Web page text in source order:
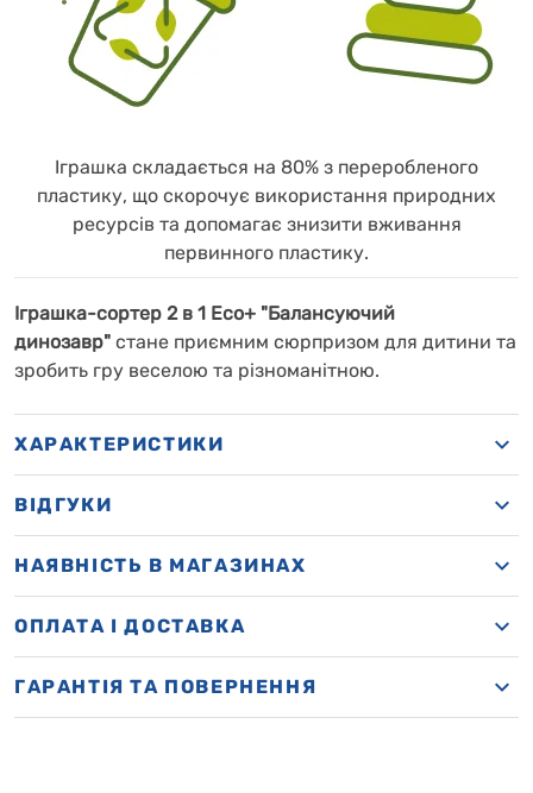
Іграшка складається на 80% з переробленого
пластику, що скорочує використання природних
ресурсів та допомагає знизити вживання
первинного пластику.
Іграшка-сортер 2 в 1 Eco+ "Балансуючий
динозавр" стане приємним сюрпризом для дитини та
зробить гру веселою та різноманітною.
ХАРАКТЕРИСТИКИ
ВІДГУКИ
НАЯВНІСТЬ В МАГАЗИНАХ
OПЛАТА І ДОСТАВКА
ГАРАНТІЯ ТА ПОВЕРНЕННЯ